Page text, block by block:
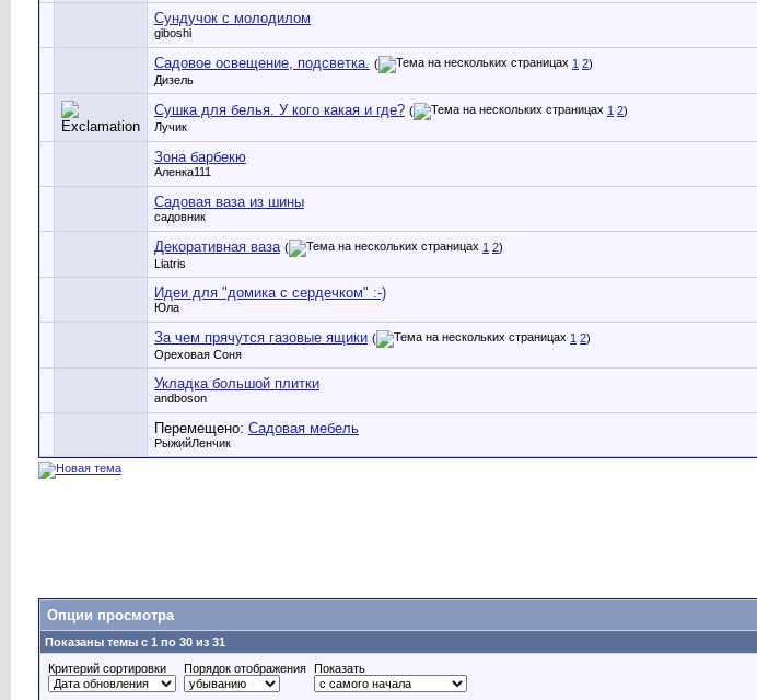
Сундучок с молодилом
giboshi
Садовое освещение, подсветка. ( 1 2)
Дизель
Сушка для белья. У кого какая и где? ( 1 2)
Лучик
Зона барбекю
Аленка111
Садовая ваза из шины
садовник
Декоративная ваза ( 1 2)
Liatris
Идеи для "домика с сердечком" :-)
Юла
За чем прячутся газовые ящики ( 1 2)
Ореховая Соня
Укладка большой плитки
andboson
Перемещено: Садовая мебель
РыжийЛенчик
Опции просмотра
Показаны темы с 1 по 30 из 31
Критерий сортировки
Порядок отображения Показать